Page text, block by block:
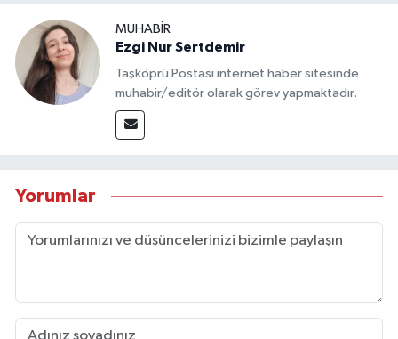
MUHABİR
Ezgi Nur Sertdemir
Taşköprü Postası internet haber sitesinde
muhabir/editör olarak görev yapmaktadır.
Yorumlar